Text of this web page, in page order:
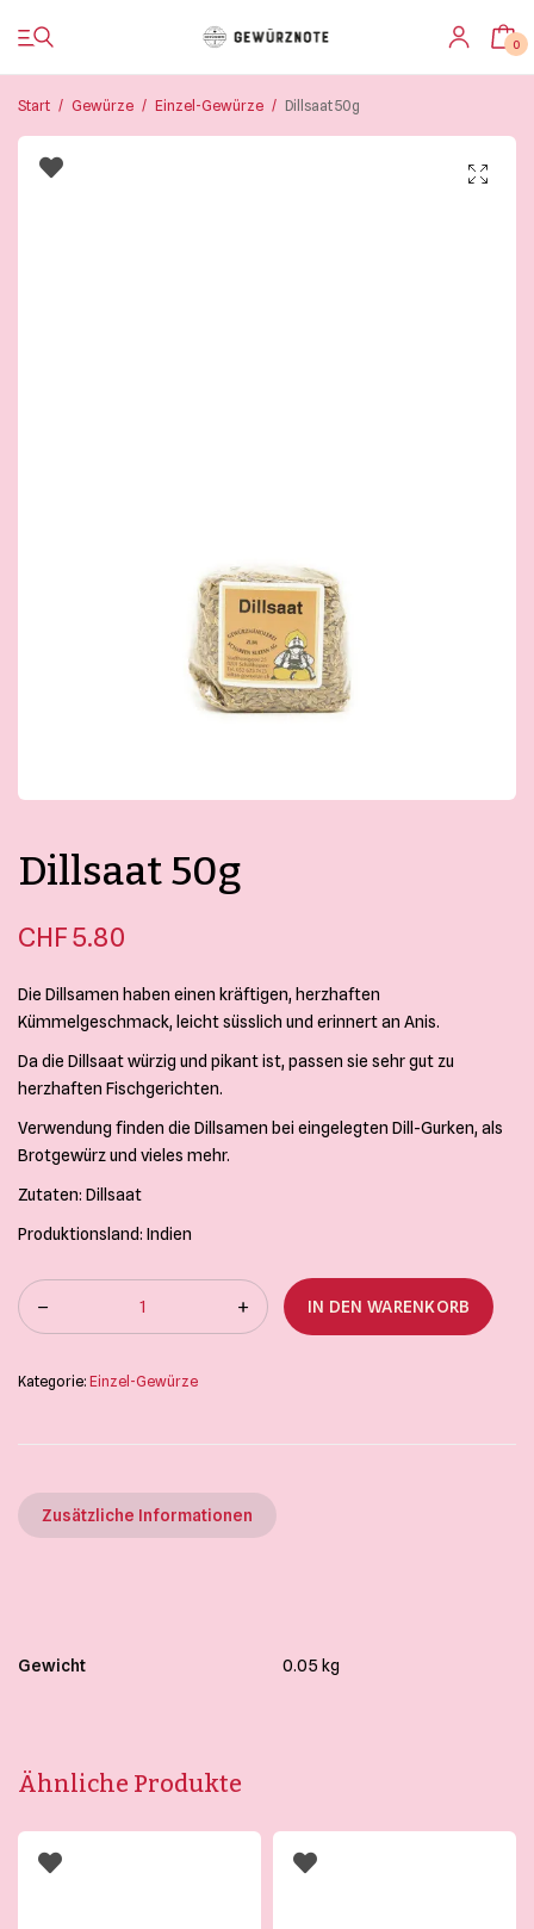
0
Start / Gewürze / Einzel-Gewürze / Dillsaat 50g
Dillsaat 50g
CHF5.80
Die Dillsamen haben einen kräftigen, herzhaften
Kümmelgeschmack, leicht süsslich und erinnert an Anis.
Da die Dillsaat würzig und pikant ist, passen sie sehr gut zu
herzhaften Fischgerichten.
Verwendung finden die Dillsamen bei eingelegten Dill-Gurken, als
Brotgewürz und vieles mehr.
Zutaten: Dillsaat
Produktionsland: Indien
IN DEN WARENKORB
Kategorie: Einzel-Gewürze
Zusätzliche Informationen
Gewicht 0.05 kg
Ähnliche Produkte
Datenschutzerklärung